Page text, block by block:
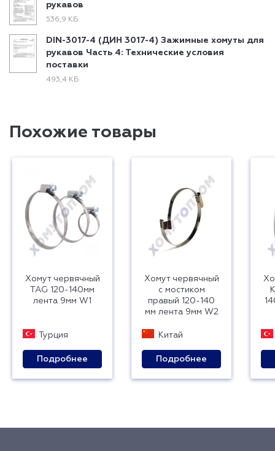
рукавов
536,9 КБ
DIN-3017-4 (ДИН 3017-4) Зажимные хомуты для
рукавов Часть 4: Технические условия
поставки
493,4 КБ
Похожие товары
Хомут червячный
TAG 120-140мм
лента 9мм W1
Турция
Подробнее
Хомут червячный
с мостиком
правый 120-140
мм лента 9мм W2
Китай
Подробнее